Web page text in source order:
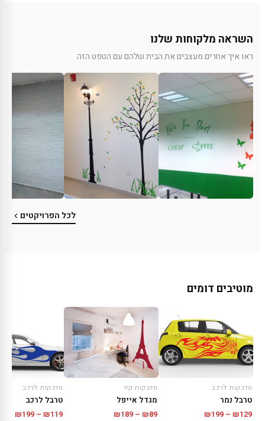
השראה מלקוחות שלנו
ראו איך אחרים מעצבים את הבית שלהם עם הטפט הזה
לכל הפרויקטים
מוטיבים דומים
מדבקות לרכב
טרבל נמר
₪129
–
₪199
מדבקות קיר
מגדל אייפל
₪89
–
₪189
מדבקות לרכב
טרבל לרכב
₪119
–
₪199